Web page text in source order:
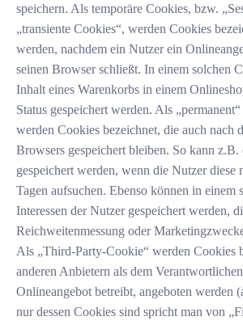
speichern. Als temporäre Cookies, bzw.
„transiente Cookies“, werden Cookies
werden, nachdem ein Nutzer ein
seinen Browser schließt. In einem solchen
Inhalt eines Warenkorbs in einem
Status gespeichert werden. Als
werden Cookies bezeichnet, die auch nach
Browsers gespeichert bleiben. So kann
gespeichert werden, wenn die Nutzer diese
Tagen aufsuchen. Ebenso können in einem
Interessen der Nutzer gespeichert werden,
Reichweitenmessung oder
Als „Third-Party-Cookie“ werden Cookies
anderen Anbietern als dem
Onlineangebot betreibt, angeboten werden
nur dessen Cookies sind spricht man von